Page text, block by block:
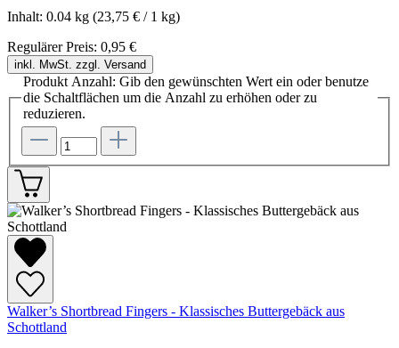
Inhalt: 0.04 kg (23,75 € / 1 kg)
Regulärer Preis: 0,95 €
inkl. MwSt. zzgl. Versand
Produkt Anzahl: Gib den gewünschten Wert ein oder benutze
die Schaltflächen um die Anzahl zu erhöhen oder zu
reduzieren.
Walker’s Shortbread Fingers - Klassisches Buttergebäck aus
Schottland